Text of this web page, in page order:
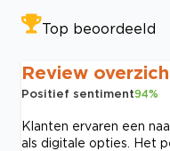
Top beoordeeld
Review
Positief sentiment94%
Klanten ervaren een
als digitale opties. Het